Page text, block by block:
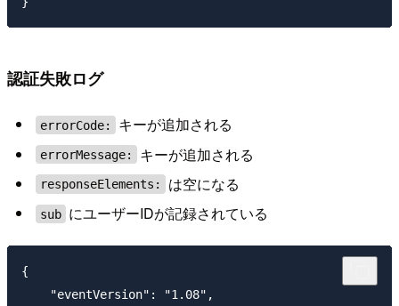
認証失敗ログ
errorCode: キーが追加される
errorMessage: キーが追加される
responseElements: は空になる
sub にユーザーIDが記録されている
{
    "eventVersion": "1.08",